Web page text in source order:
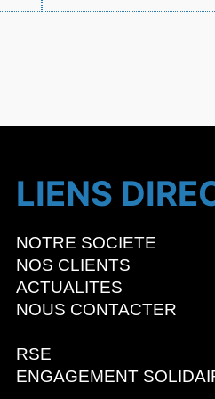
LIENS
NOTRE SOCIETE
NOS CLIENTS
ACTUALITES
NOUS CONTACTER
RSE
ENGAGEMENT